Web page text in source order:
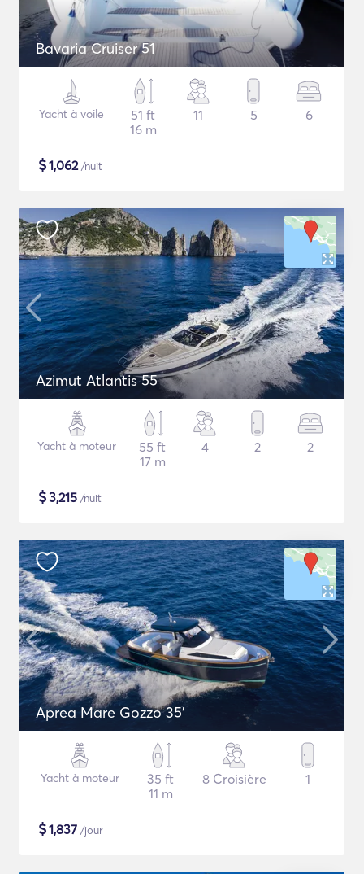
Bavaria Cruiser 51
Yacht à voile
51 ft
16 m
11 5 6
$1,062/nuit
Azimut Atlantis 55
Yacht à moteur
55 ft
17 m
4 2 2
$3,215 /nuit
Aprea Mare Gozzo 35'
Yacht à moteur
35 ft
11 m
8 Croisière 1
$1,837 /jour